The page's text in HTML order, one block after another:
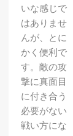
いな感じで
はありませ
んが、とに
かく便利で
す。敵の攻
撃に真面目
に付き合う
必要がない
戦い方にな